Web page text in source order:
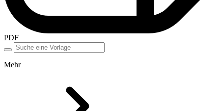
PDF
Mehr